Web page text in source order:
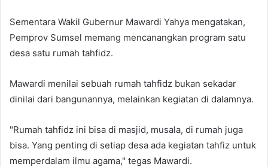
Sementara Wakil Gubernur Mawardi Yahya mengatakan,
Pemprov Sumsel memang mencanangkan program satu
desa satu rumah tahfidz.
Mawardi menilai sebuah rumah tahfidz bukan sekadar
dinilai dari bangunannya, melainkan kegiatan di dalamnya.
"Rumah tahfidz ini bisa di masjid, musala, di rumah juga
bisa. Yang penting di setiap desa ada kegiatan tahfiz untuk
memperdalam ilmu agama," tegas Mawardi.